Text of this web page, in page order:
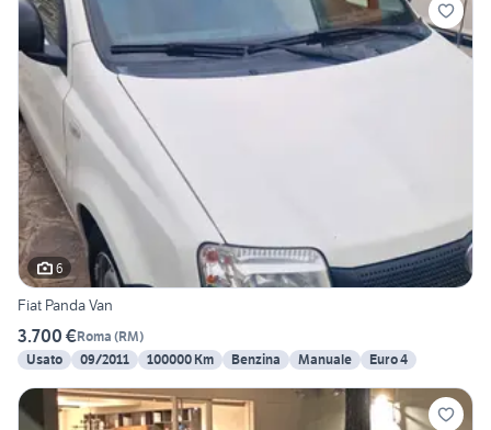
6
Fiat Panda Van
3.700 €Roma (RM)
Usato
09/2011 100000 Km Benzina Manuale Euro 4